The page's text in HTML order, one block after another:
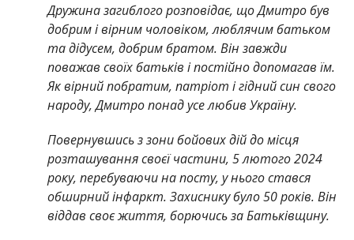
Дружина загиблого розповідає, що Дмитро був
добрим і вірним чоловіком, люблячим батьком
та дідусем, добрим братом. Він завжди
поважав своїх батьків і постійно допомагав їм.
Як вірний побратим, патріот і гідний син свого
народу, Дмитро понад усе любив Україну.
Повернувшись з зони бойових дій до місця
розташування своєї частини, 5 лютого 2024
року, перебуваючи на посту, у нього стався
обширний інфаркт. Захиснику було 50 років. Він
віддав своє життя, борючись за Батьківщину.